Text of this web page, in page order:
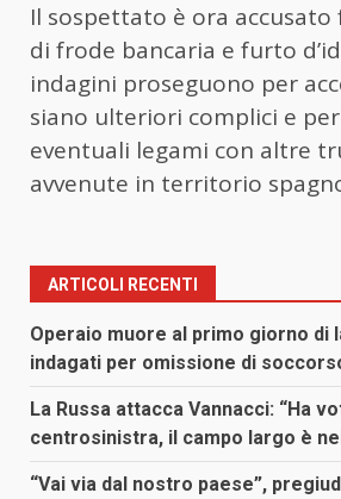
Il sospettato è ora
di frode bancaria e furto
indagini proseguono per
siano ulteriori complici e
eventuali legami con altre
avvenute in territorio
ARTICOLI RECENTI
Operaio muore al primo giorno di
indagati per omissione di
La Russa attacca Vannacci: “Ha
centrosinistra, il campo largo è
“Vai via dal nostro paese”,